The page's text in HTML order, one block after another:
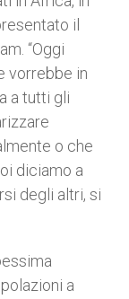
il
“Oggi
vorrebbe in
a tutti gli
o che
diciamo a
degli altri, si
a